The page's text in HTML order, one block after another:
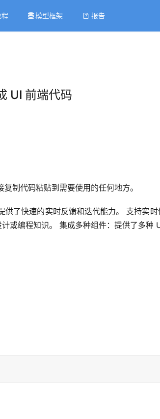
程 模型框架 报告
UI 前端代码
制代码粘贴到需要使用的任何地方。
了快速的实时反馈和迭代能力。 支持实
或编程知识。 集成多种组件：提供了多种